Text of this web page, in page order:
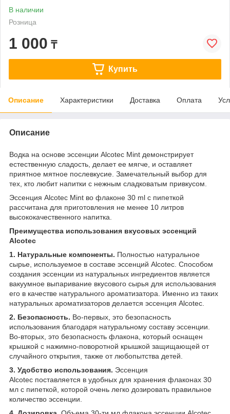
В наличии
Розница
1 000 ₸
Купить
Описание Характеристики Доставка Оплата
Описание
Водка на основе эссенции Alcotec Mint демонстрирует
естественную сладость, делает ее мягче, и оставляет
приятное мятное послевкусие. Замечательный выбор для
тех, кто любит напитки с нежным сладковатым привкусом.
Эссенция Alcotec Mint во флаконе 30 ml с пипеткой
рассчитана для приготовления не менее 10 литров
высококачественного напитка.
Преимущества использования вкусовых эссенций
Alcotec
1. Натуральные компоненты. Полностью натуральное
сырье, используемое в составе эссенций Alcotec. Способом
создания эссенции из натуральных ингредиентов является
вакуумное выпаривание вкусового сырья для использования
его в качестве натурального ароматизатора. Именно из таких
натуральных ароматизаторов делается эссенция Alcotec.
2. Безопасность. Во-первых, это безопасность
использования благодаря натуральному составу эссенции.
Во-вторых, это безопасность флакона, который оснащен
крышкой с нажимно-поворотной крышкой защищающей от
случайного открытия, также от любопытства детей.
3. Удобство использования. Эссенция
Alcotec поставляется в удобных для хранения флаконах 30
мл с пипеткой, которой очень легко дозировать правильное
количество эссенции.